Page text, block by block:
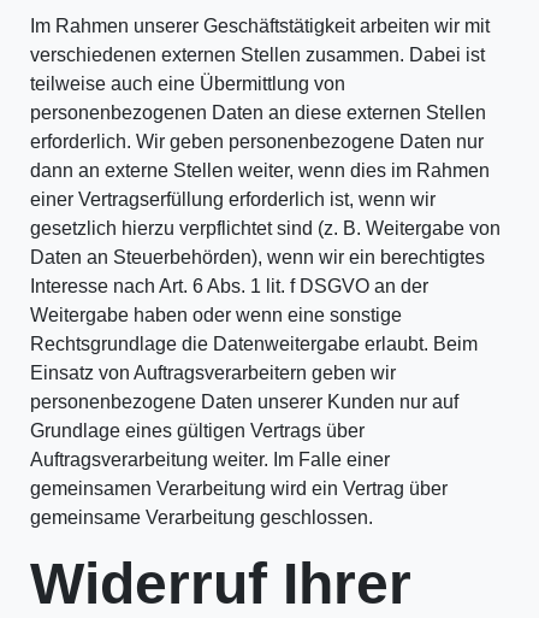
Im Rahmen unserer Geschäftstätigkeit arbeiten wir mit
verschiedenen externen Stellen zusammen. Dabei ist
teilweise auch eine Übermittlung von
personenbezogenen Daten an diese externen Stellen
erforderlich. Wir geben personenbezogene Daten nur
dann an externe Stellen weiter, wenn dies im Rahmen
einer Vertragserfüllung erforderlich ist, wenn wir
gesetzlich hierzu verpflichtet sind (z. B. Weitergabe von
Daten an Steuerbehörden), wenn wir ein berechtigtes
Interesse nach Art. 6 Abs. 1 lit. f DSGVO an der
Weitergabe haben oder wenn eine sonstige
Rechtsgrundlage die Datenweitergabe erlaubt. Beim
Einsatz von Auftragsverarbeitern geben wir
personenbezogene Daten unserer Kunden nur auf
Grundlage eines gültigen Vertrags über
Auftragsverarbeitung weiter. Im Falle einer
gemeinsamen Verarbeitung wird ein Vertrag über
gemeinsame Verarbeitung geschlossen.
Widerruf Ihrer